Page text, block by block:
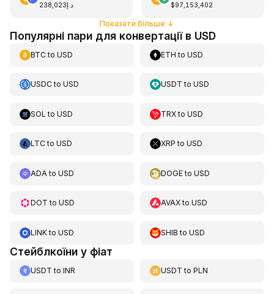
د.إ238,023 $97,153,402
Показати більше ↓
Популярні пари для конвертації в USD
BTCto USD ETH toUSD
USDCto USD USDT toUSD
SOL to USD TRXtoUSD
LTCto USD XRP toUSD
ADA to USD DOGEtoUSD
DOT to USD AVAXtoUSD
LINKto USD SHIB toUSD
Стейблкоїни у фіат
USDT to INR USDT toPLN